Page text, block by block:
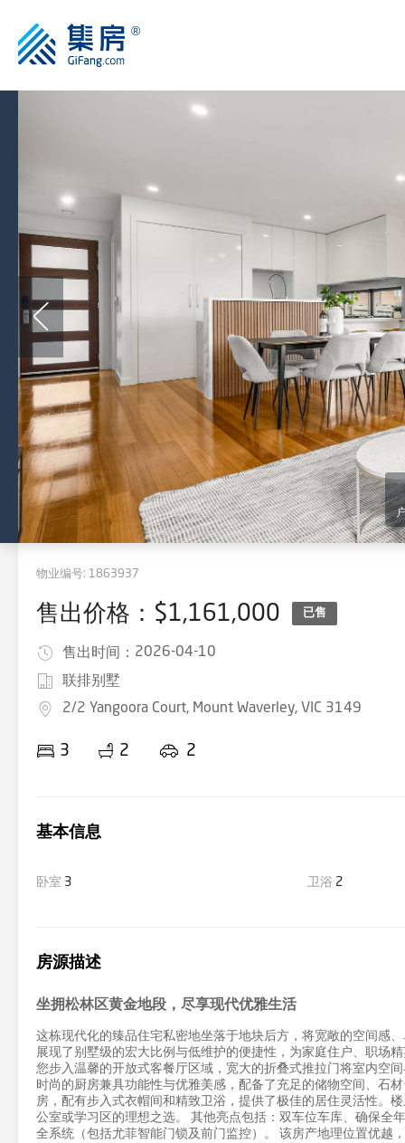
物业编号: 1863937
售出价格：$1,161,000 已售
售出时间： 2026-04-10
联排别墅
2/2 Yangoora Court, Mount Waverley, VIC 3149
3 2 2
基本信息
卧室 3 卫浴 2
房源描述
坐拥松林区黄金地段，尽享现代优雅生活
这栋现代化的臻品住宅私密地坐落于地块后方，将宽敞的空间感
展现了别墅级的宏大比例与低维护的便捷性，为家庭住户、职场
您步入温馨的开放式客餐厅区域，宽大的折叠式推拉门将室内空
时尚的厨房兼具功能性与优雅美感，配备了充足的储物空间、石
房，配有步入式衣帽间和精致卫浴，提供了极佳的居住灵活性。
公室或学习区的理想之选。 其他亮点包括：双车位车库、确保全
全系统（包括尤菲智能门锁及前门监控）。 该房产地理位置优越